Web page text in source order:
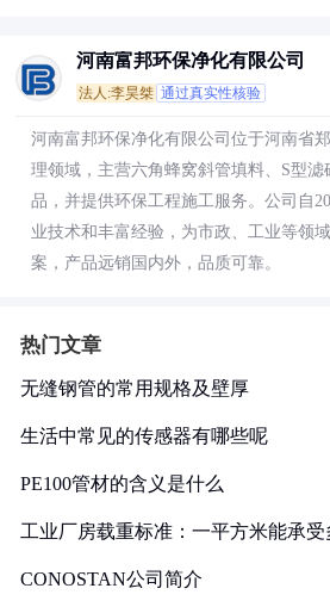
河南富邦环保净化有限公司
法人:李昊桀 通过真实性核验
河南富邦环保净化有限公司位于河南省
理领域，主营六角蜂窝斜管填料、S型
品，并提供环保工程施工服务。公司自
业技术和丰富经验，为市政、工业等领
案，产品远销国内外，品质可靠。
热门文章
无缝钢管的常用规格及壁厚
生活中常见的传感器有哪些呢
PE100管材的含义是什么
工业厂房载重标准：一平方米能承
CONOSTAN公司简介